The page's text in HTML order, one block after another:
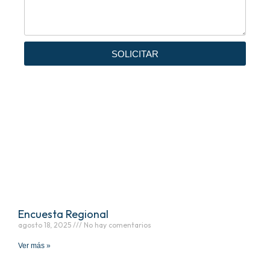
SOLICITAR
Encuesta Regional
agosto 18, 2025 No hay comentarios
Ver más »